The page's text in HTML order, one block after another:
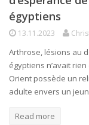
égyptiens
13.11.2023
Arthrose, lésions au
égyptiens n’avait
Orient possède un
adulte envers un
Read more